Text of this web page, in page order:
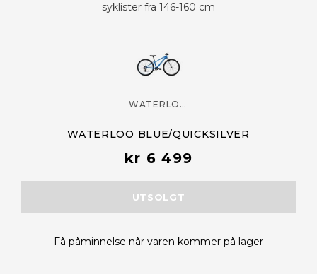
syklister fra 146-160 cm
WATERLOO BLUE/QUICKSILVER
WATERLOO BLUE/QUICKSILVER
kr 6 499
UTSOLGT
Få påminnelse når varen kommer på lager